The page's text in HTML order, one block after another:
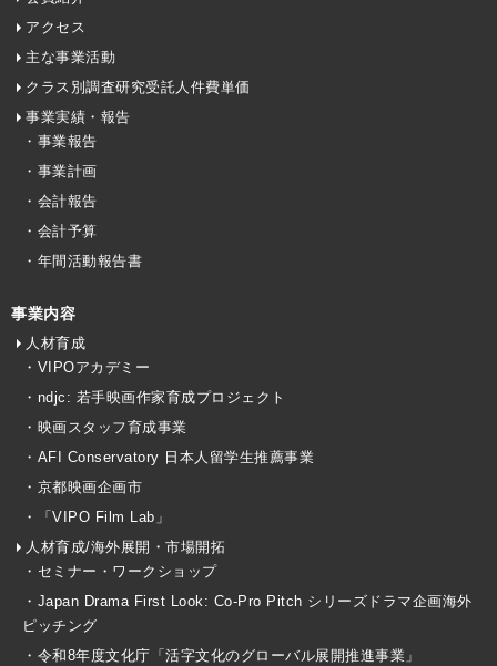
アクセス
主な事業活動
クラス別調査研究受託人件費単価
事業実績・報告
・事業報告
・事業計画
・会計報告
・会計予算
・年間活動報告書
事業内容
人材育成
・VIPOアカデミー
・ndjc: 若手映画作家育成プロジェクト
・映画スタッフ育成事業
・AFI Conservatory 日本人留学生推薦事業
・京都映画企画市
・「VIPO Film Lab」
人材育成/海外展開・市場開拓
・セミナー・ワークショップ
・Japan Drama First Look: Co-Pro Pitch シリーズドラマ企画海外
ピッチング
・令和8年度文化庁「活字文化のグローバル展開推進事業」